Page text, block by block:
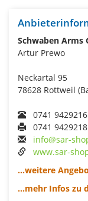
Schwaben Arms
Artur Prewo
Neckartal 95
78628 Rottweil
0741 9429216
0741 9429218
info@sar-
www.sar-
...weitere
...mehr Infos zu